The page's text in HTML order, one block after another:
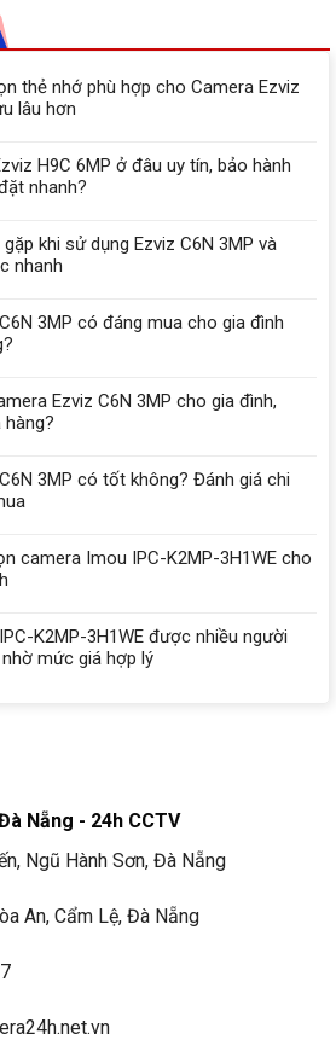
thẻ nhớ phù hợp cho Camera Ezviz
lâu hơn
H9C 6MP ở đâu uy tín, bảo hành
nhanh?
khi sử dụng Ezviz C6N 3MP và
nhanh
3MP có đáng mua cho gia đình
Ezviz C6N 3MP cho gia đình,
3MP có tốt không? Đánh giá chi
camera Imou IPC-K2MP-3H1WE cho
K2MP-3H1WE được nhiều người
mức giá hợp lý
Nẵng - 24h CCTV
Ngũ Hành Sơn, Đà Nẵng
An, Cẩm Lệ, Đà Nẵng